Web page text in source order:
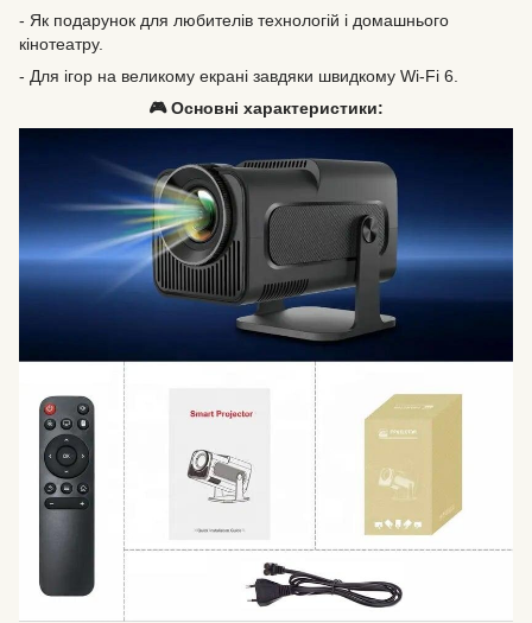
- Як подарунок для любителів технологій і домашнього
кінотеатру.
- Для ігор на великому екрані завдяки швидкому Wi-Fi 6.
🎮 Основні характеристики: